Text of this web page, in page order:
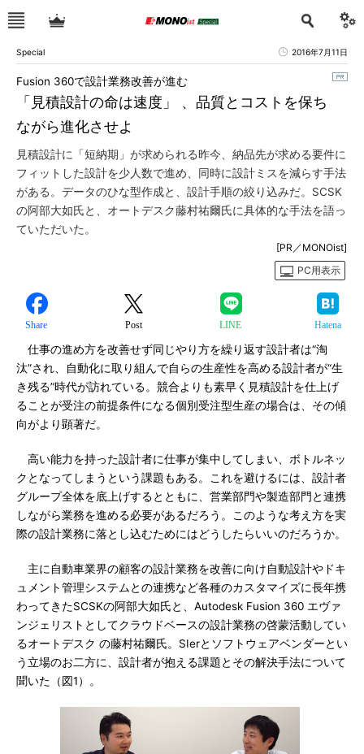
Special 2016年7月11日
「見積設計の命は速度」 、品質とコストを保ち
ながら進化させよ
Fusion 360で設計業務改善が進む
見積設計に「短納期」が求められる昨今、納品先が求める要件に
フィットした設計を少人数で進め、同時に設計ミスを減らす手法
がある。データのひな型作成と、設計手順の絞り込みだ。SCSK
の阿部大如氏と、オートデスク藤村祐爾氏に具体的な手法を語っ
ていただいた。
[PR／MONOist]
PC用表示
Share Post LINE Hatena
仕事の進め方を改善せず同じやり方を繰り返す設計者は“淘
汰”され、自動化に取り組んで自らの生産性を高める設計者が“生
き残る”時代が訪れている。競合よりも素早く見積設計を仕上げ
ることが受注の前提条件になる個別受注型生産の場合は、その傾
向がより顕著だ。
高い能力を持った設計者に仕事が集中してしまい、ボトルネッ
クとなってしまうという課題もある。これを避けるには、設計者
グループ全体を底上げするとともに、営業部門や製造部門と連携
しながら業務を進める必要があるだろう。このような考え方を実
際の設計業務に落とし込むためにはどうしたらいいのだろうか。
主に自動車業界の顧客の設計業務を改善に向け自動設計やドキ
ュメント管理システムとの連携など各種のカスタマイズに長年携
わってきたSCSKの阿部大如氏と、Autodesk Fusion 360 エヴァ
ンジェリストとしてクラウドベースの設計業務の啓蒙活動してい
るオートデスク の藤村祐爾氏。SIerとソフトウェアベンダーとい
う立場のお二方に、設計者が抱える課題とその解決手法について
聞いた（図1）。